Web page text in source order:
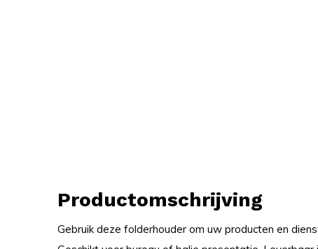
Productomschrijving
Gebruik deze folderhouder om uw producten en